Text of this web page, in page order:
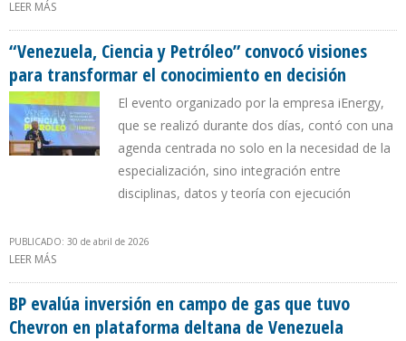
LEER MÁS
“Venezuela, Ciencia y Petróleo” convocó visiones
para transformar el conocimiento en decisión
El evento organizado por la empresa iEnergy,
que se realizó durante dos días, contó con una
agenda centrada no solo en la necesidad de la
especialización, sino integración entre
disciplinas, datos y teoría con ejecución
PUBLICADO: 30 de abril de 2026
LEER MÁS
BP evalúa inversión en campo de gas que tuvo
Chevron en plataforma deltana de Venezuela